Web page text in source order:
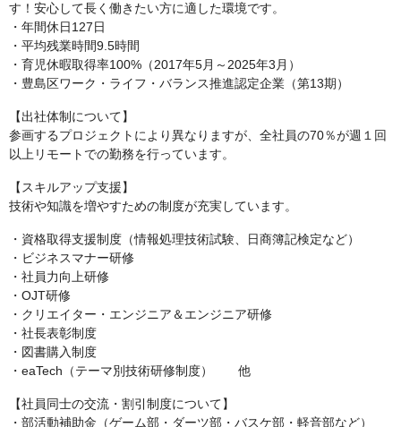
す！安心して長く働きたい方に適した環境です。
・年間休日127日
・平均残業時間9.5時間
・育児休暇取得率100%（2017年5月～2025年3月）
・豊島区ワーク・ライフ・バランス推進認定企業（第13期）
【出社体制について】
参画するプロジェクトにより異なりますが、全社員の70％が週１回
以上リモートでの勤務を行っています。
【スキルアップ支援】
技術や知識を増やすための制度が充実しています。
・資格取得支援制度（情報処理技術試験、日商簿記検定など）
・ビジネスマナー研修
・社員力向上研修
・OJT研修
・クリエイター・エンジニア＆エンジニア研修
・社長表彰制度
・図書購入制度
・eaTech（テーマ別技術研修制度） 他
【社員同士の交流・割引制度について】
・部活動補助金（ゲーム部・ダーツ部・バスケ部・軽音部など）